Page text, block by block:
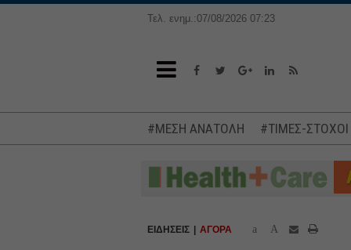
Τελ. ενημ.:07/08/2026 07:23
#ΜΕΣΗ ΑΝΑΤΟΛΗ #ΤΙΜΕΣ-
ΕΙΔΗΣΕΙΣ ΑΓΟΡΑ a A